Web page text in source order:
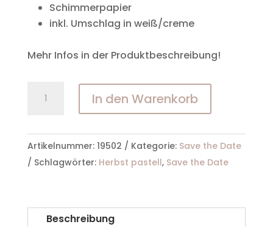
Schimmerpapier
inkl. Umschlag in weiß/creme
Mehr Infos in der Produktbeschreibung!
Karte
Herbst
Menge
In den Warenkorb
Artikelnummer: 19502 Kategorie: Save the Date
Schlagwörter: Herbst pastell, Save the Date
Beschreibung